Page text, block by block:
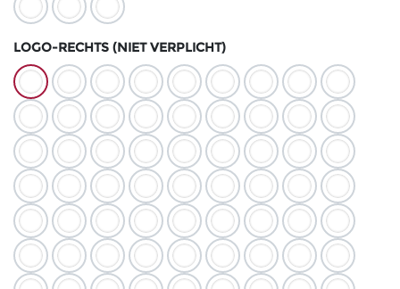
LOGO-RECHTS (NIET VERPLICHT)